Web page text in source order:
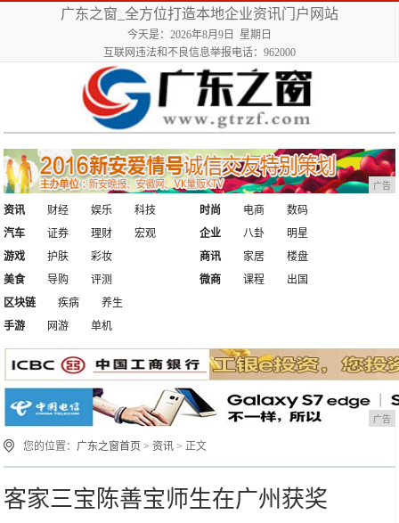
广东之窗_全方位打造本地企业资讯门户网站
今天是：2026年8月9日 星期日
互联网违法和不良信息举报电话：962000
广告
资讯 财经 娱乐
科技
汽车
证券 理财 宏观
时尚 电商
数码
企业
八卦
明星
游戏
护肤
彩妆
美食
导购 评测
商讯 家居
楼盘
微商
课程
出国
区块链
疾病
养生
手游
网游 单机
广告
您的位置： 广东之窗首页 >资讯 > 正文
客家三宝陈善宝师生在广州获奖